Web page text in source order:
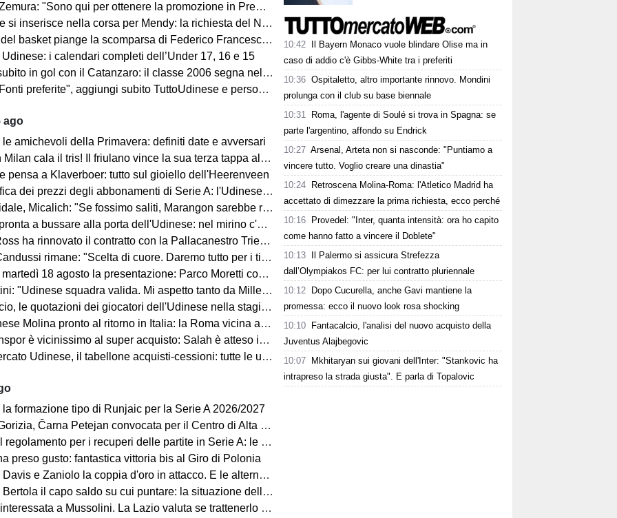
"Sono qui per ottenere la promozione in Premier League"
inserisce nella corsa per Mendy: la richiesta del Nizza per il difensore
piange la scomparsa di Federico Franceschin: il cordoglio della Pallacanestro Trieste
i calendari completi dell’Under 17, 16 e 15
in gol con il Catanzaro: il classe 2006 segna nell'amichevole contro il Giugliano
preferite", aggiungi subito TuttoUdinese e personalizza le tue notizie
ago
le amichevoli della Primavera: definiti date e avversari
cala il tris! Il friulano vince la sua terza tappa al Tour de Pologne
pensa a Klaverboer: tutto sul gioiello dell'Heerenveen
dei prezzi degli abbonamenti di Serie A: l'Udinese vanta un primato
"Se fossimo saliti, Marangon sarebbe rimasto e avrei fatto giocare gli italiani"
a bussare alla porta dell'Udinese: nel mirino c'è Kristensen
ha rinnovato il contratto con la Pallacanestro Trieste
rimane: "Scelta di cuore. Daremo tutto per i tifosi"
18 agosto la presentazione: Parco Moretti come location
"Udinese squadra valida. Mi aspetto tanto da Miller e Ekkelenkamp "
le quotazioni dei giocatori dell'Udinese nella stagione 2026/27
Molina pronto al ritorno in Italia: la Roma vicina all'acquisto
è vicinissimo al super acquisto: Salah è atteso in Turchia
Udinese, il tabellone acquisti-cessioni: tutte le ufficialità
la formazione tipo di Runjaic per la Serie A 2026/2027
Čarna Petejan convocata per il Centro di Alta Specializzazione del Comitato Regionale Fvg
per i recuperi delle partite in Serie A: le novità
preso gusto: fantastica vittoria bis al Giro di Polonia
e Zaniolo la coppia d'oro in attacco. E le alternative?
il capo saldo su cui puntare: la situazione della difesa
a Mussolini. La Lazio valuta se trattenerlo o cederlo
10:42
Il Bayern Monaco vuole blindare Olise ma in
caso di addio c'è Gibbs-White tra i preferiti
10:36 Ospitaletto, altro importante rinnovo. Mondini
prolunga con il club su base biennale
10:31
Roma, l'agente di Soulé si trova in Spagna: se
parte l'argentino, affondo su Endrick
10:27 Arsenal, Arteta non si nasconde: "Puntiamo a
vincere tutto. Voglio creare una dinastia"
10:24
Retroscena Molina-Roma: l'Atletico Madrid ha
accettato di dimezzare la prima richiesta, ecco perché
10:16
Provedel: "Inter, quanta intensità: ora ho capito
come hanno fatto a vincere il Doblete"
10:13
Il Palermo si assicura Strefezza
dall’Olympiakos FC: per lui contratto pluriennale
10:12
Dopo Cucurella, anche Gavi mantiene la
promessa: ecco il nuovo look rosa shocking
10:10
Fantacalcio, l'analisi del nuovo acquisto della
Juventus Alajbegovic
10:07
Mkhitaryan sui giovani dell'Inter: "Stankovic ha
intrapreso la strada giusta". E parla di Topalovic